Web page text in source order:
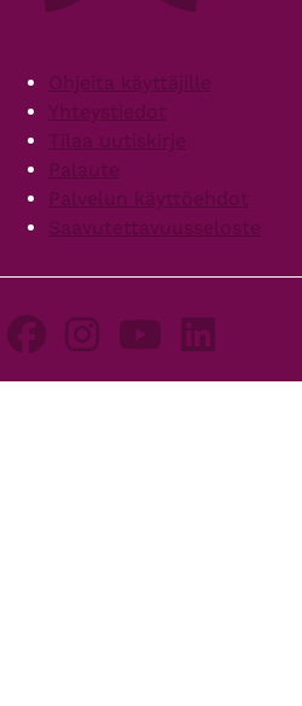
FooterOhjeita käyttäjille
Yhteystiedot
Tilaa uutiskirje
Palaute
Palvelun käyttöehdot
Saavutettavuusseloste